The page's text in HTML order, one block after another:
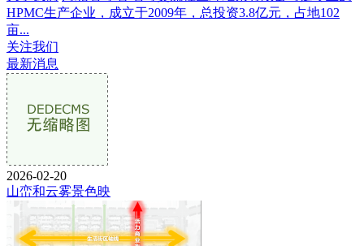
HPMC生产企业，成立于2009年，总投资3.8亿元，占地102
亩...
关注我们
最新消息
2026-02-20
山峦和云雾景色映